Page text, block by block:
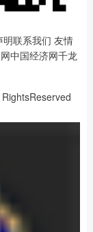
联系我们 友情
中国经济网千龙
RightsReserved